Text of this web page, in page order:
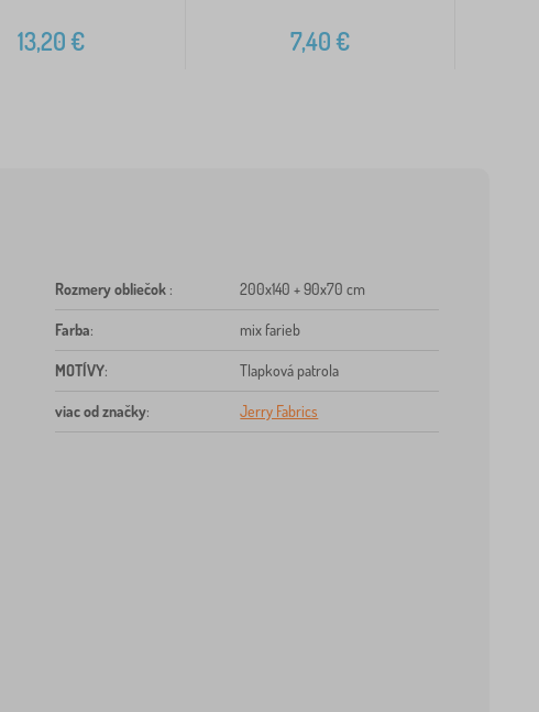
13,20€ 7,40€
Rozmery obliečok : 200x140 + 90x70 cm
Farba: mix farieb
MOTÍVY: Tlapková patrola
viac od značky: Jerry Fabrics